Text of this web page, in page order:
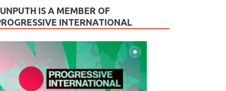
IS A MEMBER OF
INTERNATIONAL